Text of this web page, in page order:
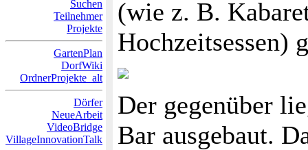
Suchen
Teilnehmer
Projekte
GartenPlan
DorfWiki
OrdnerProjekte_alt
Dörfer
NeueArbeit
VideoBridge
VillageInnovationTalk
(wie z. B.
Hochzeitsessen)
Der gegenüber
Bar ausgebaut.